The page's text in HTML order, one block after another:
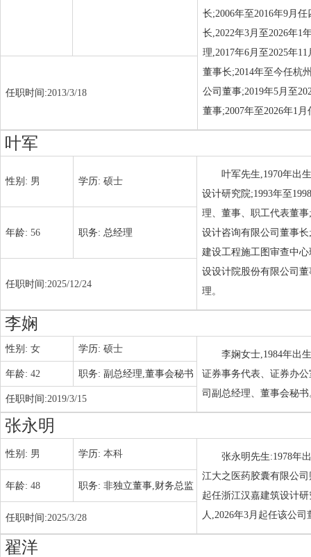
长;2006年至2016年9月
长,2022年3月至2026年1
理,2017年6月至2025年
董事长;2014年至今任杭
公司董事;2019年5月至
董事;2007年至2026年1
任职时间:2013/3/18
叶军
性别: 男 学历: 硕士
叶军先生,1970年出
设计研究院;1993年至
理、董事、职工代表董
设计咨询有限公司董事
建设工程施工图审查中
设设计院股份有限公司
理。
年龄: 56 职务: 总经理
任职时间:2025/12/24
李娴
性别: 女 学历: 硕士
李娴女士,1984年出
证券事务代表、证券办
司副总经理、董事会秘
年龄: 42 职务: 副总经理,董事会秘书
任职时间:2019/3/15
张永明
性别: 男 学历: 本科
张永明先生:1978年
江大之医药胶囊有限公
起任浙江汉嘉建筑设计
人,2026年3月起任该公
年龄: 48 职务: 非独立董事,财务总监
任职时间:2025/3/28
翟洋